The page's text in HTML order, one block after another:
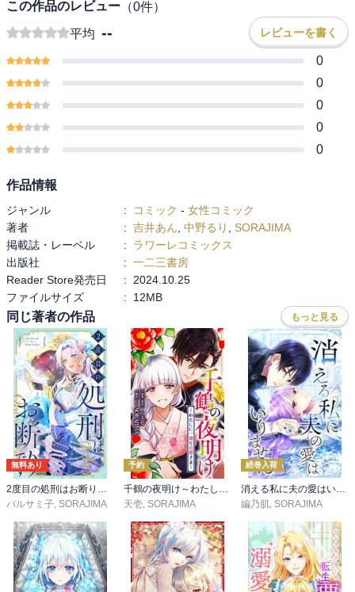
この作品のレビュー （0件）
平均 -- レビューを書く
0
0
0
0
0
作品情報
ジャンル : コミック - 女性コミック
著者
: 吉井あん 中野るり
SORAJIMA
掲載誌・レーベル
:
ラワーレコミックス
出版社
: 一二三書房
Reader Store発売日
:
2024.10.25
ファイルサイズ
: 12MB
同じ著者の作品 もっと見る
無料あり
2度目の処刑はお断りです【タテヨミ】
バルサミ子, SORAJIMA
予約
千鶴の夜明け～わたしに一途な旦那さま～【分冊版】
天壱, SORAJIMA
続巻入荷
消える私に夫の愛はいりません【タテヨミ】
編乃肌, SORAJIMA